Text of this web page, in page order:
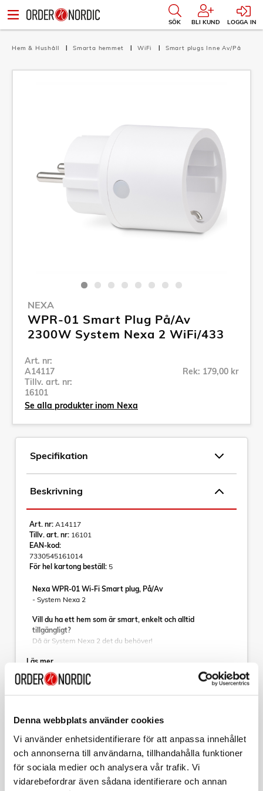
Denna webbplats använder cookies
Vi använder enhetsidentifierare för att anpassa innehållet
och annonserna till användarna, tillhandahålla funktioner
för sociala medier och analysera vår trafik. Vi
vidarebefordrar även sådana identifierare och annan
SÖK BLI KUND LOGGA IN
Hem & Hushåll Smarta hemmet WiFi Smart plugs Inne Av/På
NEXA
WPR-01 Smart Plug På/Av
2300W System Nexa 2 WiFi/433
Art. nr:
A14117
Tillv. art. nr:
16101
Rek: 179,00 kr
Se alla produkter inom Nexa
Specifikation
Beskrivning
Art. nr: A14117
Tillv. art. nr: 16101
EAN-kod:
7330545161014
För hel kartong beställ: 5
Nexa WPR-01 Wi-Fi Smart plug, På/Av
- System Nexa 2
Vill du ha ett hem som är smart, enkelt och alltid
tillgängligt?
Då är System Nexa 2 det du behöver!
• Anslut direkt i eluttaget för att styra belysning och annan
elektrisk utrustning
Nexa (433 MHz)
• Schemaläggning, timers och solupp-/nedgångsstyrning
• Röststyrning (Google Assistant)
• Semesterläge, tänder och släcker slumpmässigt
• På/av-knapp på pluggen
• Delad användning, låt flera styra hemmet
• Tvåvägskommunikation ger alltid aktuell status i appen
Läs mer
Tillbehör
NEXA
MEST-1701 Magnetkontakt
Art nr: